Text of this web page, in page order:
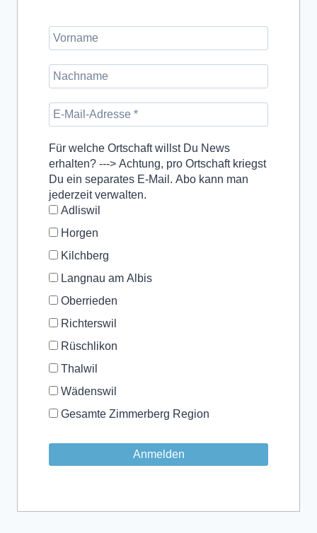
Für welche Ortschaft willst Du News
erhalten? ---> Achtung, pro Ortschaft kriegst
Du ein separates E-Mail. Abo kann man
jederzeit verwalten.
Adliswil
Horgen
Kilchberg
Langnau am Albis
Oberrieden
Richterswil
Rüschlikon
Thalwil
Wädenswil
Gesamte Zimmerberg Region